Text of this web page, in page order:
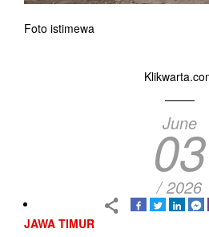
Foto istimewa
June
03
/ 2026
JAWA TIMUR